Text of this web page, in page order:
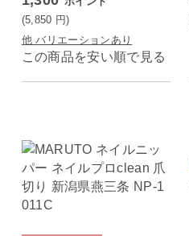
(5,850 円)
他 バリエーションあり
この商品を安い順で見る